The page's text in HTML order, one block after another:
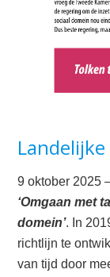
9 oktober 2025
‘Omgaan met
domein’. In
richtlijn te
van tijd door